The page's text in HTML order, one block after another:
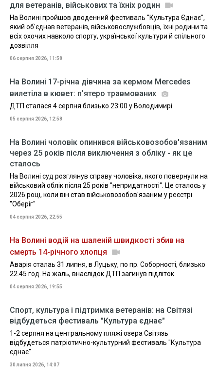
для ветеранів, військових та їхніх родин
На Волині пройшов дводенний фестиваль "Культура Єднає",
який об'єднав ветеранів, військовослужбовців, їхні родини та
всіх охочих навколо спорту, української культури й спільного
дозвілля
06 серпня 2026, 11:58
На Волині 17-річна дівчина за кермом Mercedes
вилетіла в кювет: п'ятеро травмованих
ДТП сталася 4 серпня близько 23:00 у Володимирі
05 серпня 2026, 12:58
На Волині чоловік опинився військовозобов'язаним
через 25 років після виключення з обліку - як це
сталось
На Волині суд розглянув справу чоловіка, якого повернули на
військовий облік після 25 років "непридатності". Це сталось у
2026 році, коли він став військовозобов'язаним у реєстрі
"Оберіг"
04 серпня 2026, 22:55
На Волині водій на шаленій швидкості збив на
смерть 14-річного хлопця
Аварія сталаь 31 липня, в Луцьку, по пр. Соборності, близько
22.45 год. На жаль, внаслідок ДТП загинув підліток
04 серпня 2026, 19:55
Спорт, культура і підтримка ветеранів: на Світязі
відбудеться фестиваль "Культура єднає"
1-2 серпня на центральному пляжі озера Світязь
відбудеться патріотично-культурний фестиваль "Культура
єднає"
30 липня 2026, 14:07